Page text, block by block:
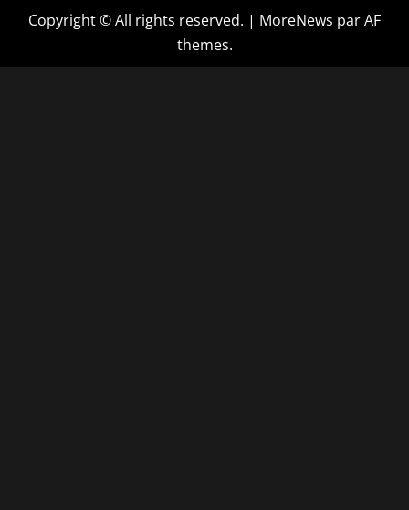
Copyright © All rights reserved. | MoreNews par AF
themes.